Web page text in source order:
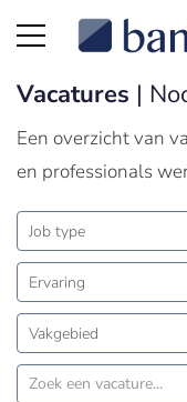
Vacatures |
Een overzicht van
en professionals
Job type
Ervaring
Vakgebied